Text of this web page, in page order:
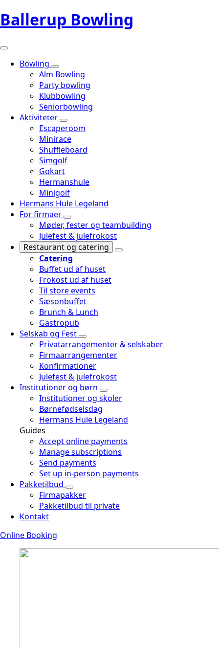
Ballerup Bowling
Bowling
Alm Bowling
Party bowling
Klubbowling
Seniorbowling
Aktiviteter
Escaperoom
Minirace
Shuffleboard
Simgolf
Gokart
Hermanshule
Minigolf
Hermans Hule Legeland
For firmaer
Møder, fester og teambuilding
Julefest & julefrokost
Restaurant og catering
Catering
Buffet ud af huset
Frokost ud af huset
Til store events
Sæsonbuffet
Brunch & Lunch
Gastropub
Selskab og Fest
Privatarrangementer & selskaber
Firmaarrangementer
Konfirmationer
Julefest & julefrokost
Institutioner og børn
Institutioner og skoler
Børnefødselsdag
Hermans Hule Legeland
Guides
Accept online payments
Manage subscriptions
Send payments
Set up in-person payments
Pakketilbud
Firmapakker
Pakketilbud til private
Kontakt
Online Booking